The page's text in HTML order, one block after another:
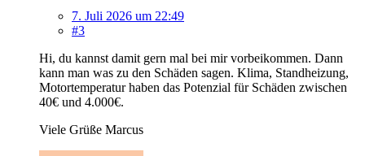
7. Juli 2026 um 22:49
#3
Hi, du kannst damit gern mal bei mir vorbeikommen. Dann
kann man was zu den Schäden sagen. Klima, Standheizung,
Motortemperatur haben das Potenzial für Schäden zwischen
40€ und 4.000€.
Viele Grüße Marcus